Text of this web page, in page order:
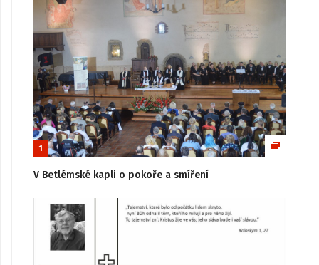
1
V Betlémské kapli o pokoře a smíření